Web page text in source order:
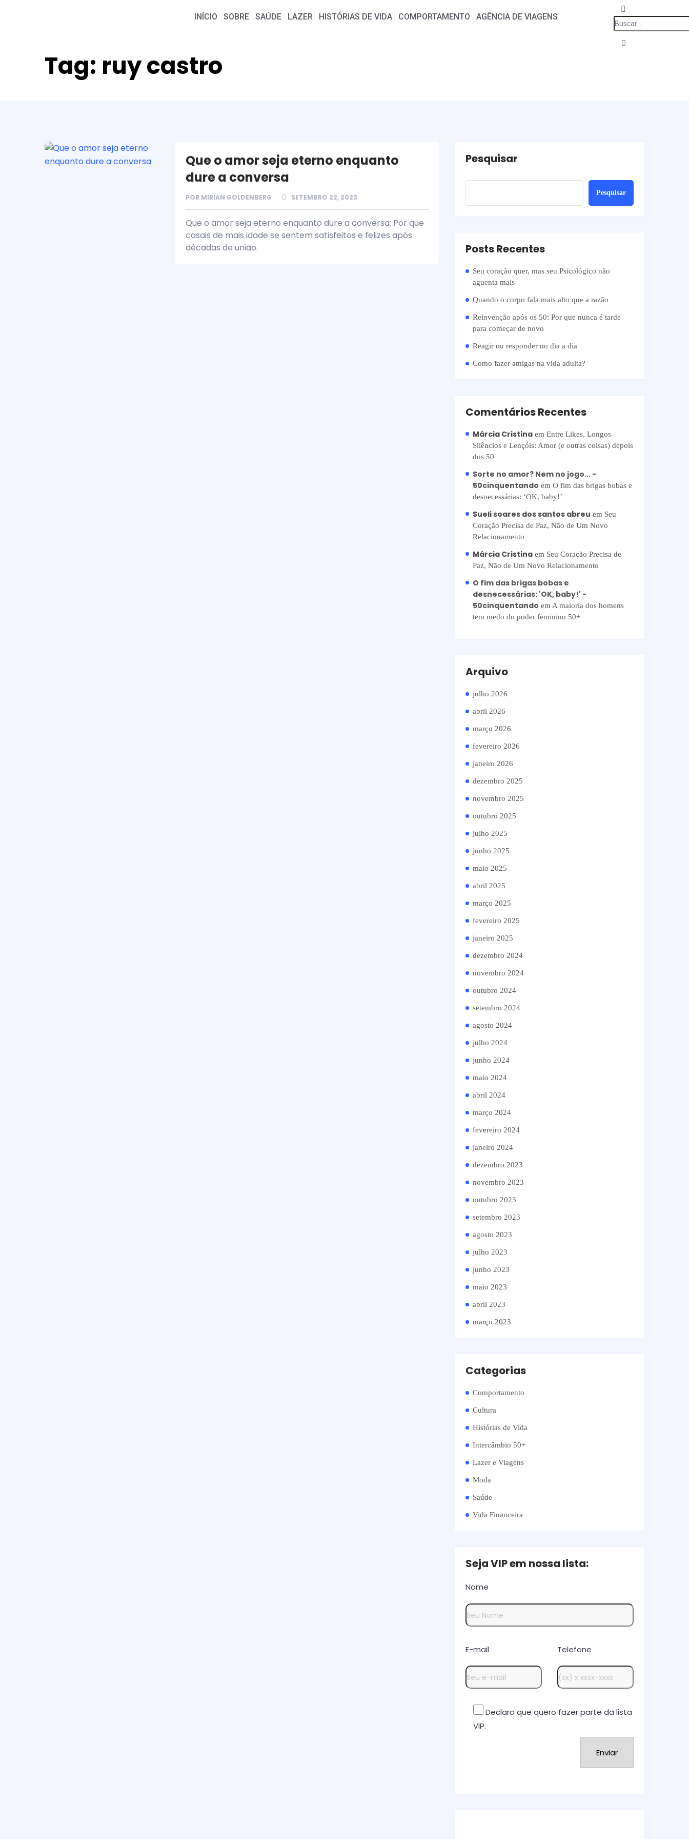
INÍCIO SOBRE SAÚDE LAZER HISTÓRIAS DE VIDA COMPORTAMENTO AGÊNCIA DE VIAGENS
Tag: ruy castro
Que o amor seja eterno enquanto
dure a conversa
POR MIRIAN GOLDENBERG SETEMBRO 22, 2023
Que o amor seja eterno enquanto dure a conversa: Por que
casais de mais idade se sentem satisfeitos e felizes após
décadas de união.
Pesquisar
Pesquisar
Posts Recentes
Seu coração quer, mas seu Psicológico não
aguenta mais
Quando o corpo fala mais alto que a razão
Reinvenção após os 50: Por que nunca é tarde
para começar de novo
Reagir ou responder no dia a dia
Como fazer amigas na vida adulta?
Comentários Recentes
Márcia Cristina em Entre Likes, Longos
Silêncios e Lençóis: Amor (e outras coisas) depois
dos 50
Sorte no amor? Nem no jogo... -
50cinquentando em O fim das brigas bobas e
desnecessárias: ‘OK, baby!’
Sueli soares dos santos abreu em Seu
Coração Precisa de Paz, Não de Um Novo
Relacionamento
Márcia Cristina em Seu Coração Precisa de
Paz, Não de Um Novo Relacionamento
O fim das brigas bobas e
desnecessárias: 'OK, baby!' -
50cinquentando em A maioria dos homens
tem medo do poder feminino 50+
Arquivo
julho 2026
abril 2026
março 2026
fevereiro 2026
janeiro 2026
dezembro 2025
novembro 2025
outubro 2025
julho 2025
junho 2025
maio 2025
abril 2025
março 2025
fevereiro 2025
janeiro 2025
dezembro 2024
novembro 2024
outubro 2024
setembro 2024
agosto 2024
julho 2024
junho 2024
maio 2024
abril 2024
março 2024
fevereiro 2024
janeiro 2024
dezembro 2023
novembro 2023
outubro 2023
setembro 2023
agosto 2023
julho 2023
junho 2023
maio 2023
abril 2023
março 2023
Categorias
Comportamento
Cultura
Histórias de Vida
Intercâmbio 50+
Lazer e Viagens
Moda
Saúde
Vida Financeira
Seja VIP em nossa lista:
Nome
E-mail Telefone
Declaro que quero fazer parte da lista
VIP.